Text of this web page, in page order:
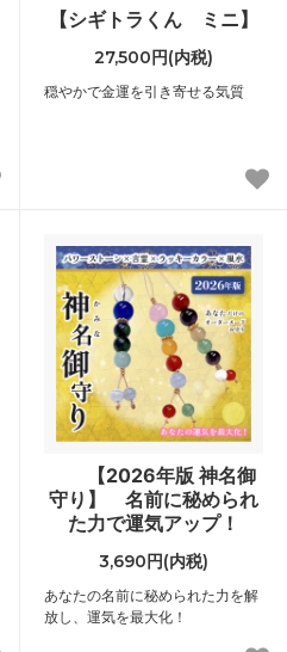
【シギトラくん ミニ】
27,500円(内税)
穏やかで金運を引き寄せる気質
【2026年版 神名御
守り】 名前に秘められ
た力で運気アップ！
3,690円(内税)
あなたの名前に秘められた力を解
放し、運気を最大化！